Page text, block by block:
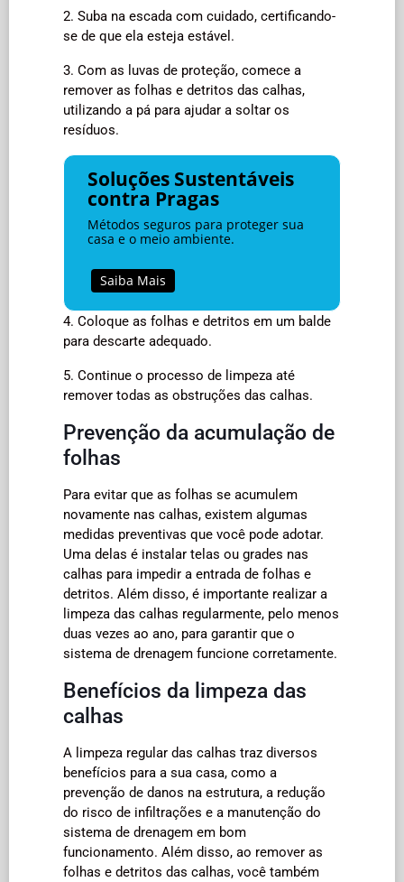
2. Suba na escada com cuidado, certificando-
se de que ela esteja estável.
3. Com as luvas de proteção, comece a
remover as folhas e detritos das calhas,
utilizando a pá para ajudar a soltar os
resíduos.
Soluções Sustentáveis
contra Pragas
Métodos seguros para proteger sua
casa e o meio ambiente.
Saiba Mais
4. Coloque as folhas e detritos em um balde
para descarte adequado.
5. Continue o processo de limpeza até
remover todas as obstruções das calhas.
Prevenção da acumulação de
folhas
Para evitar que as folhas se acumulem
novamente nas calhas, existem algumas
medidas preventivas que você pode adotar.
Uma delas é instalar telas ou grades nas
calhas para impedir a entrada de folhas e
detritos. Além disso, é importante realizar a
limpeza das calhas regularmente, pelo menos
duas vezes ao ano, para garantir que o
sistema de drenagem funcione corretamente.
Benefícios da limpeza das
calhas
A limpeza regular das calhas traz diversos
benefícios para a sua casa, como a
prevenção de danos na estrutura, a redução
do risco de infiltrações e a manutenção do
sistema de drenagem em bom
funcionamento. Além disso, ao remover as
folhas e detritos das calhas, você também